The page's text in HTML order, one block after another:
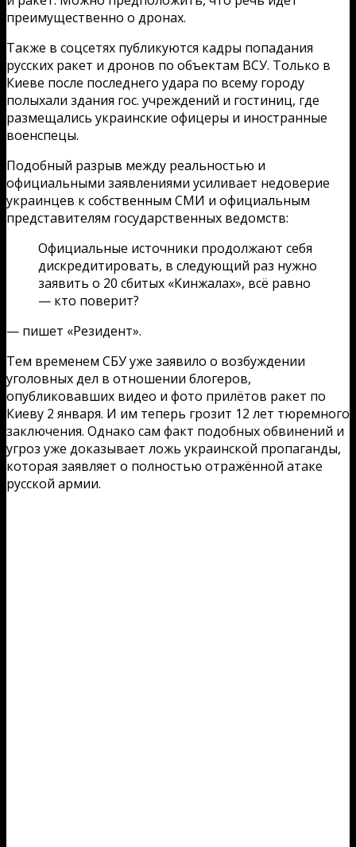
преимущественно о дронах.
Также в соцсетях публикуются кадры попадания
русских ракет и дронов по объектам ВСУ. Только в
Киеве после последнего удара по всему городу
полыхали здания гос. учреждений и гостиниц, где
размещались украинские офицеры и иностранные
военспецы.
Подобный разрыв между реальностью и
официальными заявлениями усиливает недоверие
украинцев к собственным СМИ и официальным
представителям государственных ведомств:
Официальные источники продолжают себя
дискредитировать, в следующий раз нужно
заявить о 20 сбитых «Кинжалах», всё равно
— кто поверит?
— пишет «Резидент».
Тем временем СБУ уже заявило о возбуждении
уголовных дел в отношении блогеров,
опубликовавших видео и фото прилётов ракет по
Киеву 2 января. И им теперь грозит 12 лет тюремного
заключения. Однако сам факт подобных обвинений и
угроз уже доказывает ложь украинской пропаганды,
которая заявляет о полностью отражённой атаке
русской армии.